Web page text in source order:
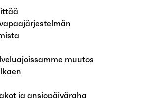
muutos
ja ansiopäiväraha